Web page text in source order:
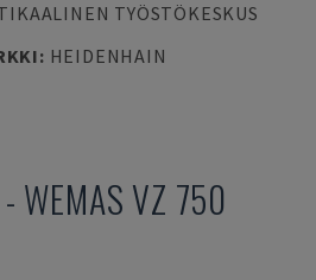
TYÖSTÖKESKUS
: HEIDENHAIN
- WEMAS VZ 750